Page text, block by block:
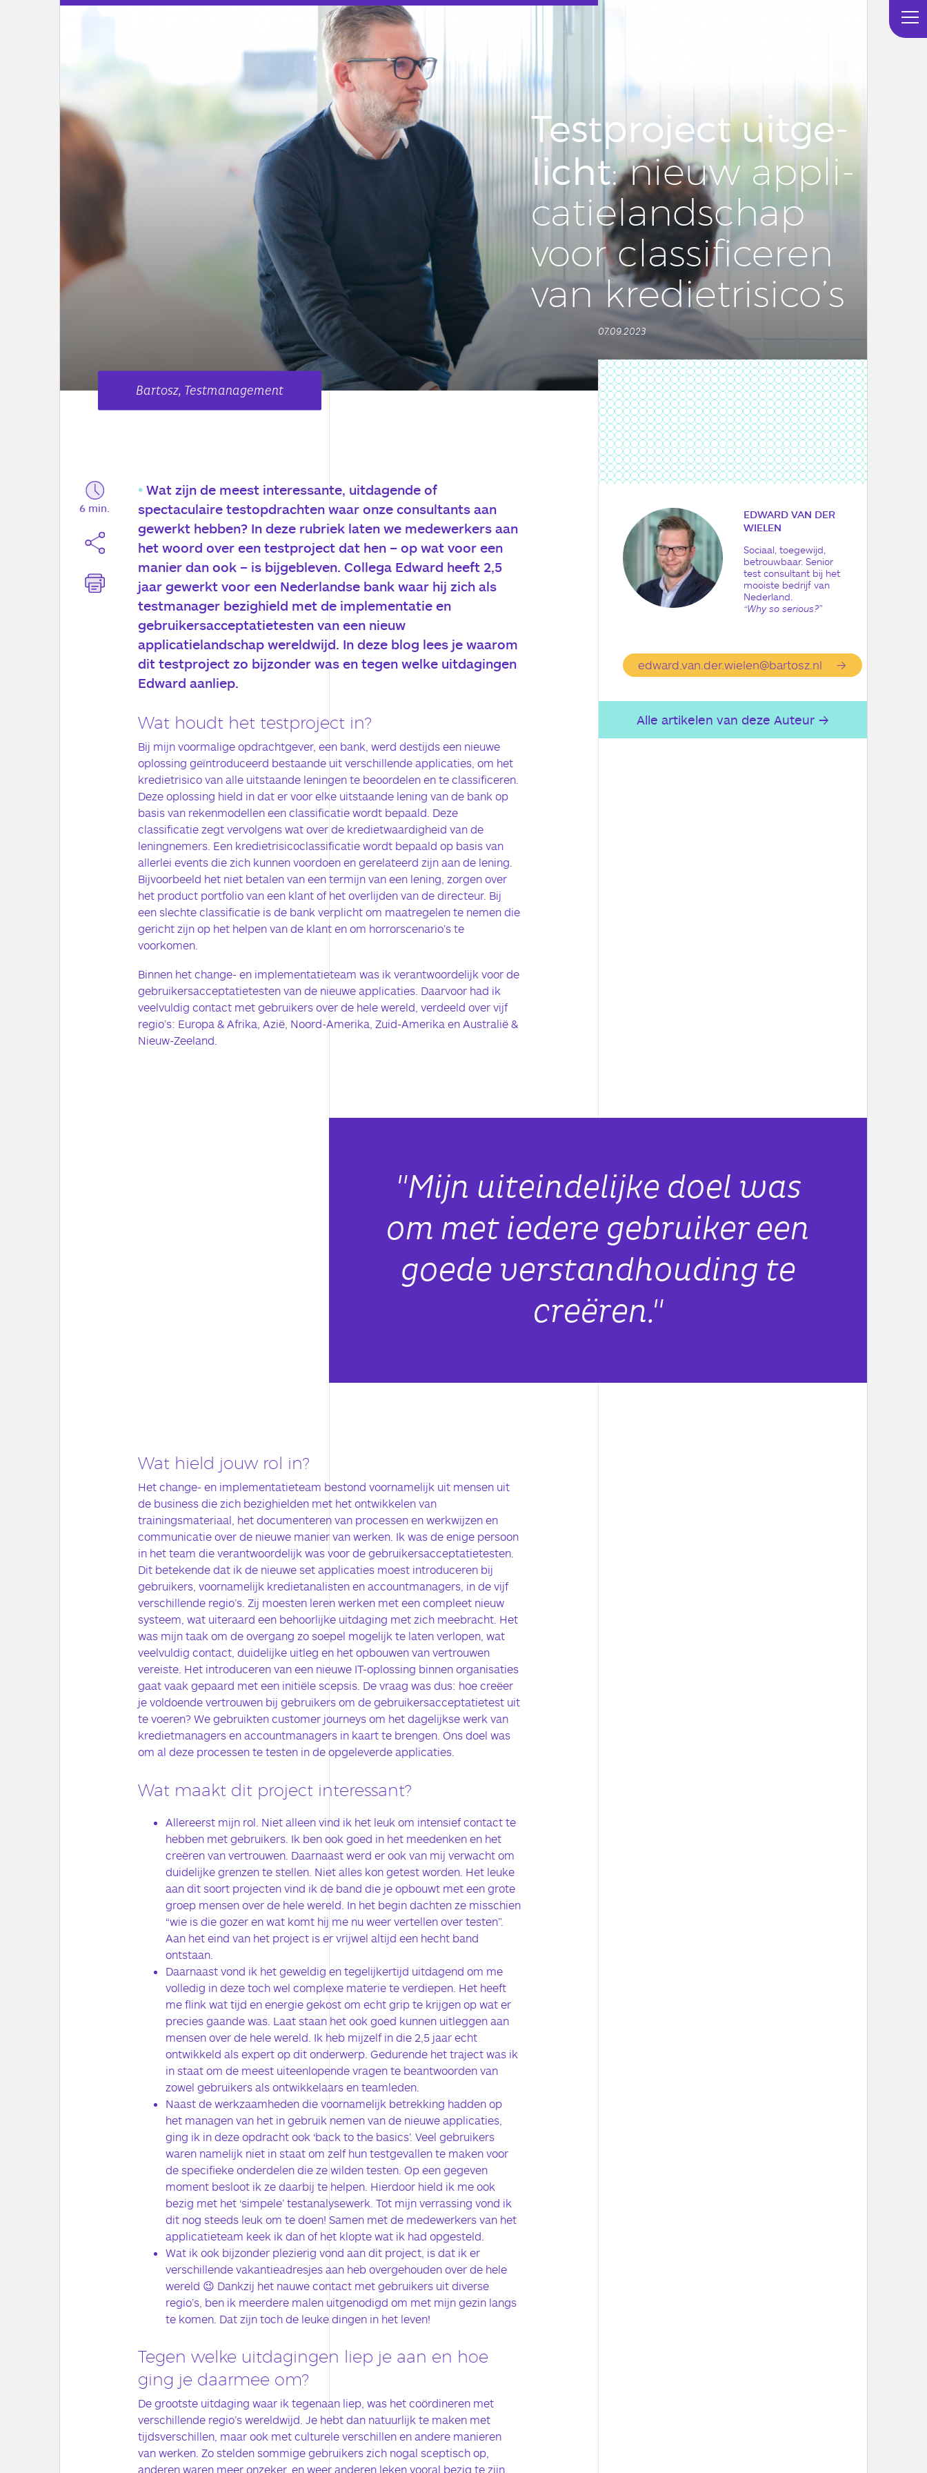
Test­pro­ject uit­ge­
licht: nieuw ap­pli­
ca­tie­land­schap
voor clas­si­fi­ce­ren
van kre­diet­ri­si­co’s
07.09.2023
Bartosz, Testmanagement
6 min.
Wat zijn de meest interessante, uitdagende of
spectaculaire testopdrachten waar onze consultants aan
gewerkt hebben? In deze rubriek laten we medewerkers aan
het woord over een testproject dat hen – op wat voor een
manier dan ook – is bijgebleven. Collega Edward heeft 2,5
jaar gewerkt voor een Nederlandse bank waar hij zich als
testmanager bezighield met de implementatie en
gebruikersacceptatietesten van een nieuw
applicatielandschap wereldwijd. In deze blog lees je waarom
dit testproject zo bijzonder was en tegen welke uitdagingen
Edward aanliep.
Wat houdt het testproject in?
Bij mijn voormalige opdrachtgever, een bank, werd destijds een nieuwe
oplossing geïntroduceerd bestaande uit verschillende applicaties, om het
kredietrisico van alle uitstaande leningen te beoordelen en te classificeren.
Deze oplossing hield in dat er voor elke uitstaande lening van de bank op
basis van rekenmodellen een classificatie wordt bepaald. Deze
classificatie zegt vervolgens wat over de kredietwaardigheid van de
leningnemers. Een kredietrisicoclassificatie wordt bepaald op basis van
allerlei events die zich kunnen voordoen en gerelateerd zijn aan de lening.
Bijvoorbeeld het niet betalen van een termijn van een lening, zorgen over
het product portfolio van een klant of het overlijden van de directeur. Bij
een slechte classificatie is de bank verplicht om maatregelen te nemen die
gericht zijn op het helpen van de klant en om horrorscenario’s te
voorkomen.
Binnen het change- en implementatieteam was ik verantwoordelijk voor de
gebruikersacceptatietesten van de nieuwe applicaties. Daarvoor had ik
veelvuldig contact met gebruikers over de hele wereld, verdeeld over vijf
regio’s: Europa & Afrika, Azië, Noord-Amerika, Zuid-Amerika en Australië &
Nieuw-Zeeland.
EDWARD VAN DER
WIELEN
Sociaal, toegewijd,
betrouwbaar. Senior
test consultant bij het
mooiste bedrijf van
Nederland.
“Why so serious?"
edward.van.der.wielen@bartosz.nl
Alle artikelen van deze Auteur
"Mijn uiteindelijke doel was
om met iedere gebruiker een
goede verstandhouding te
creëren."
Wat hield jouw rol in?
Het change- en implementatieteam bestond voornamelijk uit mensen uit
de business die zich bezighielden met het ontwikkelen van
trainingsmateriaal, het documenteren van processen en werkwijzen en
communicatie over de nieuwe manier van werken. Ik was de enige persoon
in het team die verantwoordelijk was voor de gebruikersacceptatietesten.
Dit betekende dat ik de nieuwe set applicaties moest introduceren bij
gebruikers, voornamelijk kredietanalisten en accountmanagers, in de vijf
verschillende regio’s. Zij moesten leren werken met een compleet nieuw
systeem, wat uiteraard een behoorlijke uitdaging met zich meebracht. Het
was mijn taak om de overgang zo soepel mogelijk te laten verlopen, wat
veelvuldig contact, duidelijke uitleg en het opbouwen van vertrouwen
vereiste. Het introduceren van een nieuwe IT-oplossing binnen organisaties
gaat vaak gepaard met een initiële scepsis. De vraag was dus: hoe creëer
je voldoende vertrouwen bij gebruikers om de gebruikersacceptatietest uit
te voeren? We gebruikten customer journeys om het dagelijkse werk van
kredietmanagers en accountmanagers in kaart te brengen. Ons doel was
om al deze processen te testen in de opgeleverde applicaties.
Wat maakt dit project interessant?
Allereerst mijn rol. Niet alleen vind ik het leuk om intensief contact te
hebben met gebruikers. Ik ben ook goed in het meedenken en het
creëren van vertrouwen. Daarnaast werd er ook van mij verwacht om
duidelijke grenzen te stellen. Niet alles kon getest worden. Het leuke
aan dit soort projecten vind ik de band die je opbouwt met een grote
groep mensen over de hele wereld. In het begin dachten ze misschien
“wie is die gozer en wat komt hij me nu weer vertellen over testen”.
Aan het eind van het project is er vrijwel altijd een hecht band
ontstaan.
Daarnaast vond ik het geweldig en tegelijkertijd uitdagend om me
volledig in deze toch wel complexe materie te verdiepen. Het heeft
me flink wat tijd en energie gekost om echt grip te krijgen op wat er
precies gaande was. Laat staan het ook goed kunnen uitleggen aan
mensen over de hele wereld. Ik heb mijzelf in die 2,5 jaar echt
ontwikkeld als expert op dit onderwerp. Gedurende het traject was ik
in staat om de meest uiteenlopende vragen te beantwoorden van
zowel gebruikers als ontwikkelaars en teamleden.
Naast de werkzaamheden die voornamelijk betrekking hadden op
het managen van het in gebruik nemen van de nieuwe applicaties,
ging ik in deze opdracht ook ‘back to the basics’. Veel gebruikers
waren namelijk niet in staat om zelf hun testgevallen te maken voor
de specifieke onderdelen die ze wilden testen. Op een gegeven
moment besloot ik ze daarbij te helpen. Hierdoor hield ik me ook
bezig met het ‘simpele’ testanalysewerk. Tot mijn verrassing vond ik
dit nog steeds leuk om te doen! Samen met de medewerkers van het
applicatieteam keek ik dan of het klopte wat ik had opgesteld.
Wat ik ook bijzonder plezierig vond aan dit project, is dat ik er
verschillende vakantieadresjes aan heb overgehouden over de hele
wereld 😉 Dankzij het nauwe contact met gebruikers uit diverse
regio’s, ben ik meerdere malen uitgenodigd om met mijn gezin langs
te komen. Dat zijn toch de leuke dingen in het leven!
Tegen welke uitdagingen liep je aan en hoe
ging je daarmee om?
De grootste uitdaging waar ik tegenaan liep, was het coördineren met
verschillende regio’s wereldwijd. Je hebt dan natuurlijk te maken met
tijdsverschillen, maar ook met culturele verschillen en andere manieren
van werken. Zo stelden sommige gebruikers zich nogal sceptisch op,
anderen waren meer onzeker, en weer anderen leken vooral bezig te zijn